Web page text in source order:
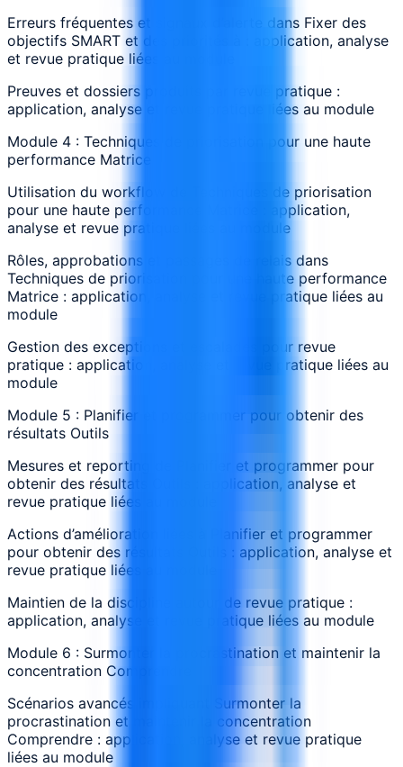
Erreurs fréquentes et signaux d’alerte dans Fixer des
objectifs SMART et des priorités à : application, analyse
et revue pratique liées au module
Preuves et dossiers produits par revue pratique :
application, analyse et revue pratique liées au module
Module 4 : Techniques de priorisation pour une haute
performance Matrice
Utilisation du workflow de Techniques de priorisation
pour une haute performance Matrice : application,
analyse et revue pratique liées au module
Rôles, approbations et passages de relais dans
Techniques de priorisation pour une haute performance
Matrice : application, analyse et revue pratique liées au
module
Gestion des exceptions et escalades pour revue
pratique : application, analyse et revue pratique liées au
module
Module 5 : Planifier et programmer pour obtenir des
résultats Outils
Mesures et reporting de Planifier et programmer pour
obtenir des résultats Outils : application, analyse et
revue pratique liées au module
Actions d’amélioration liées à Planifier et programmer
pour obtenir des résultats Outils : application, analyse et
revue pratique liées au module
Maintien de la discipline autour de revue pratique :
application, analyse et revue pratique liées au module
Module 6 : Surmonter la procrastination et maintenir la
concentration Comprendre
Scénarios avancés impliquant Surmonter la
procrastination et maintenir la concentration
Comprendre : application, analyse et revue pratique
liées au module